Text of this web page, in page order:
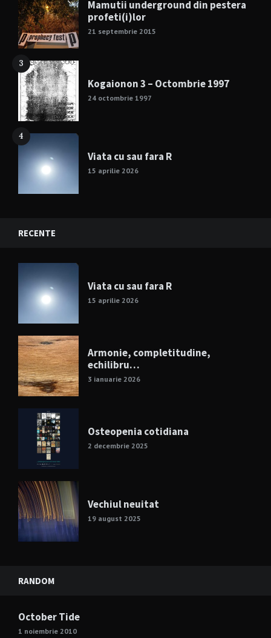
Mamutii underground din pestera
profeti(i)lor
21 septembrie 2015
3
Kogaionon 3 – Octombrie 1997
24 octombrie 1997
4
Viata cu sau fara R
15 aprilie 2026
RECENTE
Viata cu sau fara R
15 aprilie 2026
Armonie, completitudine,
echilibru…
3 ianuarie 2026
Osteopenia cotidiana
2 decembrie 2025
Vechiul neuitat
19 august 2025
RANDOM
October Tide
1 noiembrie 2010